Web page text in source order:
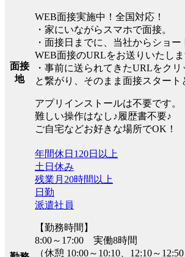
面接
地
WEB面接実施中！全国対応！
・家にいながらスマホで面接。
・面接日までに、当社からショ
WEB面接のURLをお送りいたしま
・事前に送られてきたURLをク
と繋がり、そのまま面接スタート
アプリインストールは不要です。
難しい操作はなし♪履歴書不要♪
ご自宅などお好きな場所でOK！
年間休日120日以上
土日休み
残業月20時間以上
日勤
派遣社員
【勤務時間】
8:00～17:00 実働8時間
（休憩 10:00～10:10、12:10～